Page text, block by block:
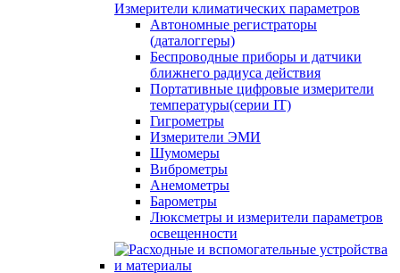
Измерители климатических параметров
Автономные регистраторы
(даталоггеры)
Беспроводные приборы и датчики
ближнего радиуса действия
Портативные цифровые измерители
температуры(серии IT)
Гигрометры
Измерители ЭМИ
Шумомеры
Виброметры
Анемометры
Барометры
Люксметры и измерители параметров
освещенности